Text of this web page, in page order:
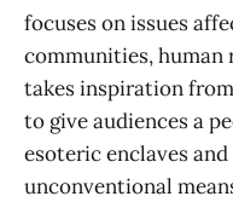
focuses on issues
communities,
takes inspiration
to give audiences a
esoteric enclaves
unconventional